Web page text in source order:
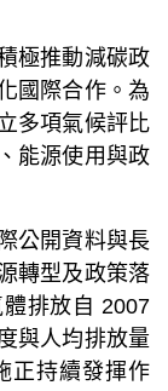
極推動減碳政
國際合作。為
多項氣候評比
能源使用與政
公開資料與長
轉型及政策落
排放自 2007
與人均排放量
正持續發揮作